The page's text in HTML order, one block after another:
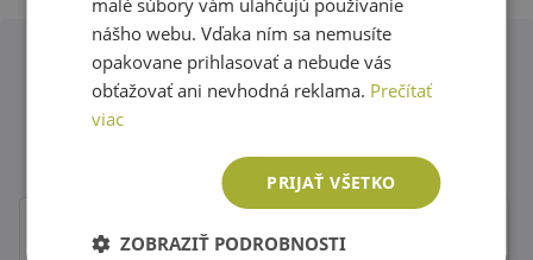
Obľúbené značky second hand
malé súbory vám uľahčujú používanie
nášho webu. Vďaka ním sa nemusíte
opakovane prihlasovať a nebude vás
obťažovať ani nevhodná reklama. Prečítať
viac
PRIJAŤ VŠETKO
ZOBRAZIŤ PODROBNOSTI